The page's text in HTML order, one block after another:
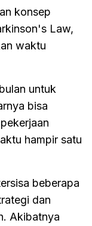
konsep
Law,
waktu
untuk
bisa
hampir satu
beberapa
dan
Akibatnya